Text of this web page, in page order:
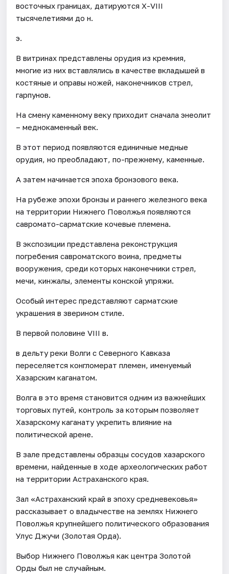
восточных границах, датируются Х-VIII
тысячелетиями до н.
э.
В витринах представлены орудия из кремния,
многие из них вставлялись в качестве вкладышей в
костяные и оправы ножей, наконечников стрел,
гарпунов.
На смену каменному веку приходит сначала энеолит
– меднокаменный век.
В этот период появляются единичные медные
орудия, но преобладают, по-прежнему, каменные.
А затем начинается эпоха бронзового века.
На рубеже эпохи бронзы и раннего железного века
на территории Нижнего Поволжья появляются
савромато-сарматские кочевые племена.
В экспозиции представлена реконструкция
погребения савроматского воина, предметы
вооружения, среди которых наконечники стрел,
мечи, кинжалы, элементы конской упряжи.
Особый интерес представляют сарматские
украшения в зверином стиле.
В первой половине VIII в.
в дельту реки Волги с Северного Кавказа
переселяется конгломерат племен, именуемый
Хазарским каганатом.
Волга в это время становится одним из важнейших
торговых путей, контроль за которым позволяет
Хазарскому каганату укрепить влияние на
политической арене.
В зале представлены образцы сосудов хазарского
времени, найденные в ходе археологических работ
на территории Астраханского края.
Зал «Астраханский край в эпоху средневековья»
рассказывает о владычестве на землях Нижнего
Поволжья крупнейшего политического образования
Улус Джучи (Золотая Орда).
Выбор Нижнего Поволжья как центра Золотой
Орды был не случайным.